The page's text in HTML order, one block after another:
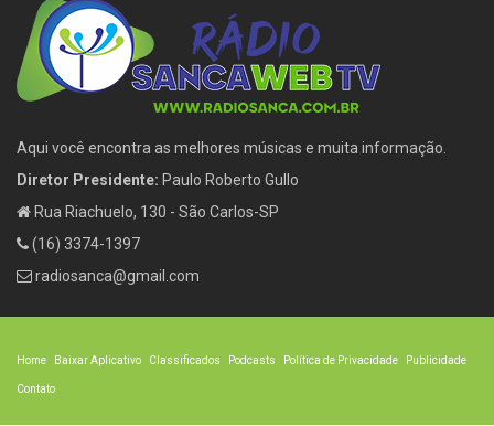
Aqui você encontra as melhores músicas e muita informação.
Diretor Presidente: Paulo Roberto Gullo
Rua Riachuelo, 130 - São Carlos-SP
(16) 3374-1397
radiosanca@gmail.com
Home Baixar Aplicativo Classificados Podcasts Política de Privacidade Publicidade
Contato